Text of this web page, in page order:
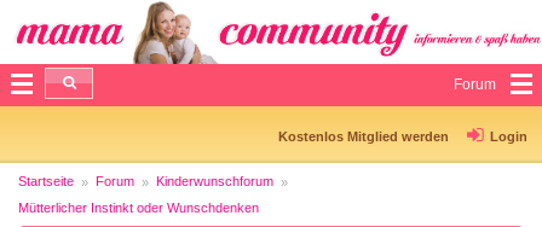
Forum
Kostenlos Mitglied werden Login
Startseite Forum
Kinderwunschforum
Mütterlicher Instinkt oder Wunschdenken